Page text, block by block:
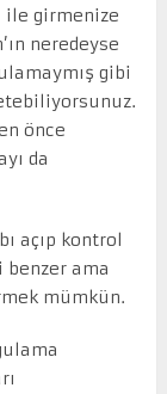
ile girmenize
neredeyse
gibi
önce
da
açıp kontrol
benzer ama
mümkün.